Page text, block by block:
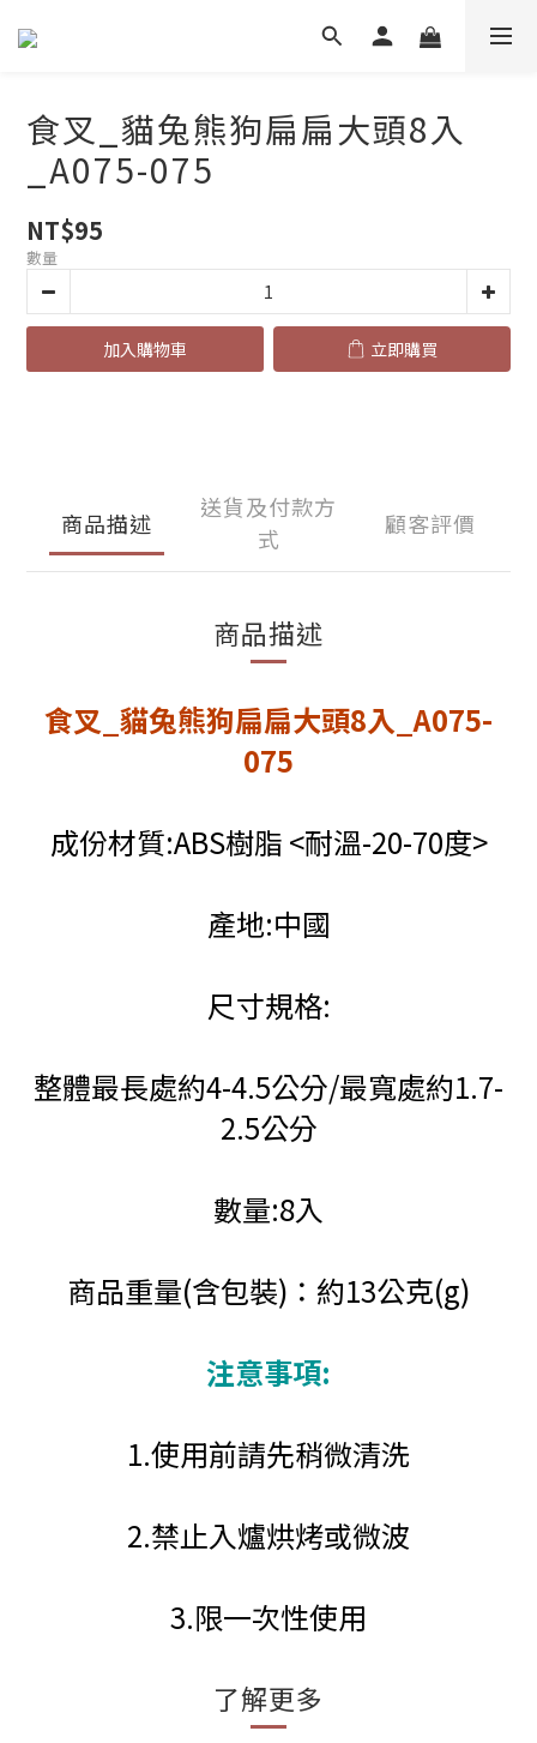
食叉_貓兔熊狗扁扁大頭8入
_A075-075
NT$95
數量
加入購物車 立即購買
商品描述
送貨及付款方
式
顧客評價
商品描述
食叉_貓兔熊狗扁扁大頭8入_A075-
075
成份材質:ABS樹脂 <耐溫-20-70度>
產地:中國
尺寸規格:
整體最長處約4-4.5公分/最寬處約1.7-
2.5公分
數量:8入
商品重量(含包裝)：約13公克(g)
注意事項:
1.使用前請先稍微清洗
2.禁止入爐烘烤或微波
3.限一次性使用
了解更多